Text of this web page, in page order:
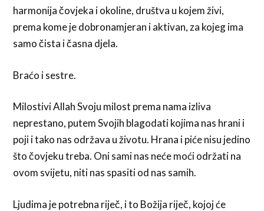
harmonija čovjeka i okoline, društva u kojem živi,
prema kome je dobronamjeran i aktivan, za kojeg ima
samo čista i časna djela.
Braćo i sestre.
Milostivi Allah Svoju milost prema nama izliva
neprestano, putem Svojih blagodati kojima nas hrani i
poji i tako nas održava u životu. Hrana i piće nisu jedino
što čovjeku treba. Oni sami nas neće moći održati na
ovom svijetu, niti nas spasiti od nas samih.
Ljudima je potrebna riječ, i to Božija riječ, kojoj će